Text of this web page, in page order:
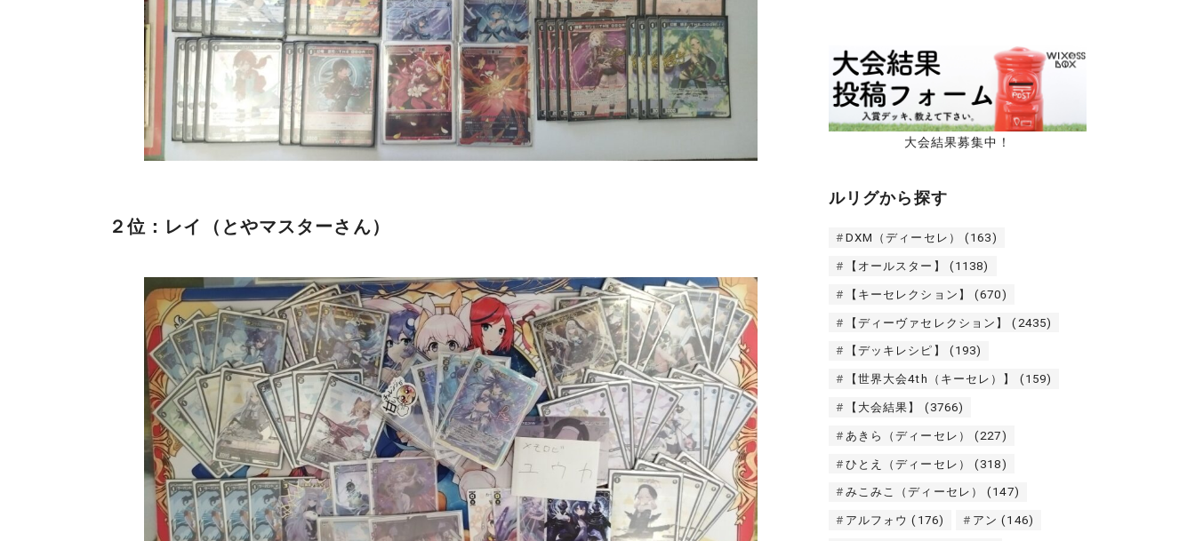
２位：レイ（とやマスターさん）
大会結果募集中！
ルリグから探す
DXM（ディーセレ） (163)
【オールスター】 (1138)
【キーセレクション】 (670)
【ディーヴァセレクション】 (2435)
【デッキレシピ】 (193)
【世界大会4th（キーセレ）】 (159)
【大会結果】 (3766)
あきら（ディーセレ） (227)
ひとえ（ディーセレ） (318)
みこみこ（ディーセレ） (147)
アルフォウ (176) アン (146)